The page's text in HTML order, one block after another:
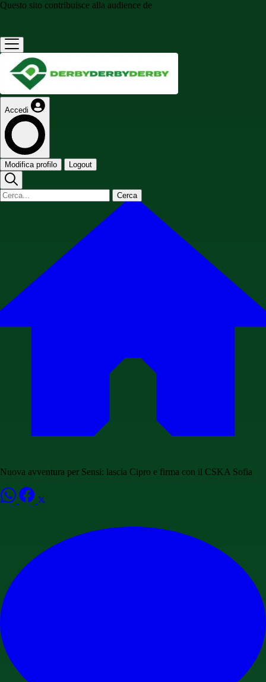
Questo sito contribuisce alla audience de
Accedi
Modifica profilo Logout
Cerca
Nuova avventura per Sensi: lascia Cipro e firma con il CSKA Sofia